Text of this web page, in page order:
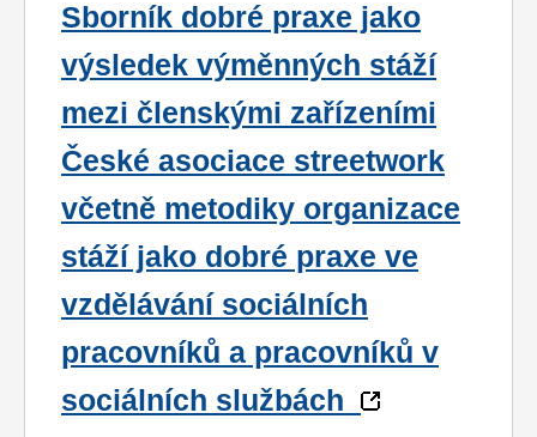
Sborník dobré praxe jako
výsledek výměnných stáží
mezi členskými zařízeními
České asociace streetwork
včetně metodiky organizace
stáží jako dobré praxe ve
vzdělávání sociálních
pracovníků a pracovníků v
sociálních službách